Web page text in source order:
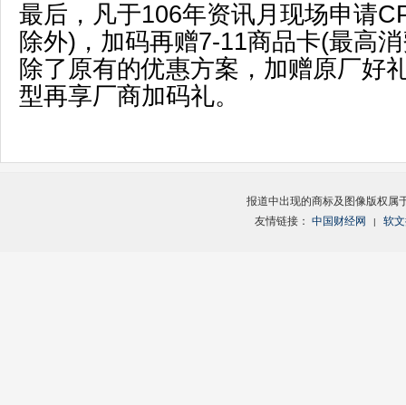
最后，凡于106年资讯月现场申请
除外)，加码再赠7-11商品卡(最高
除了原有的优惠方案，加赠原厂好
型再享厂商加码礼。
报道中出现的商标及图像版权属
友情链接： 中国财经网 | 软